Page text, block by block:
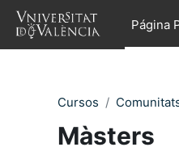
Salta al contenido principal
Página
Cursos
Màsters